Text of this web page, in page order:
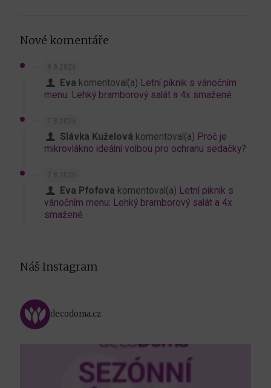
Nové komentáře
9.8.2026
Eva komentoval(a) Letní piknik s vánočním
menu: Lehký bramborový salát a 4x smažené
7.8.2026
Slávka Kuželová komentoval(a) Proč je
mikrovlákno ideální volbou pro ochranu sedačky?
7.8.2026
Eva Pfofova komentoval(a) Letní piknik s
vánočním menu: Lehký bramborový salát a 4x
smažené
Náš Instagram
decodoma.cz